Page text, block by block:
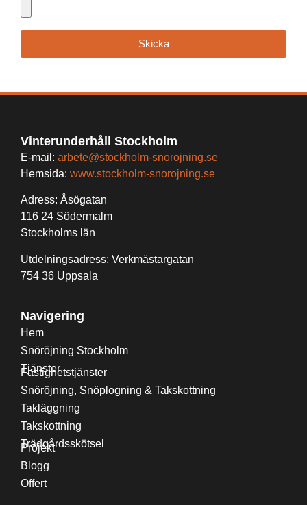
Skicka
Vinterunderhåll Stockholm
E-mail: arbete@stockholm-snorojning.se
Hemsida: www.stockholm-snorojning.se
Adress: Åsögatan
116 24 Södermalm
Stockholms län
Utdelningsadress: Verkmästargatan
754 36 Uppsala
Navigering
Hem
Snöröjning Stockholm
Tjänster
Fastighetstjänster
Snöröjning, Snöplogning & Takskottning
Takläggning
Takskottning
Trädgårdsskötsel
Projekt
Blogg
Offert